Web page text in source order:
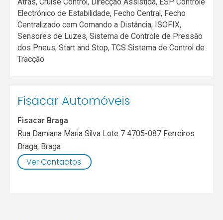
Electrónico de Estabilidade, Fecho Central, Fecho
Centralizado com Comando a Distância, ISOFIX,
Sensores de Luzes, Sistema de Controle de Pressão
dos Pneus, Start and Stop, TCS Sistema de Control de
Tracção
Fisacar Automóveis
Fisacar Braga
Rua Damiana Maria Silva Lote 7 4705-087 Ferreiros
Braga, Braga
Ver Contactos